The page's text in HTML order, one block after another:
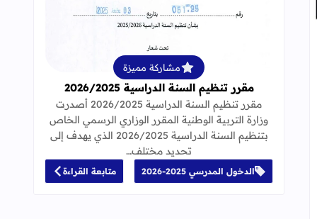
قراءة المزيد عن مقرر تنظيم السنة الدراسية
مشاركة مميزة
مقرر تنظيم السنة الدراسية 2026/2025
مقرر تنظيم السنة الدراسية 2026/2025 أصدرت
وزارة التربية الوطنية المقرر الوزاري الرسمي الخاص
بتنظيم السنة الدراسية 2026/2025 الذي يهدف إلى
تحديد مختلف…
الدخول المدرسي 2025-2026 متابعة القراءة